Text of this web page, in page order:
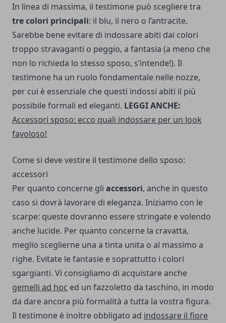
In linea di massima, il testimone può scegliere tra
tre colori principali: il blu, il nero o l’antracite.
Sarebbe bene evitare di indossare abiti dai colori
troppo stravaganti o peggio, a fantasia (a meno che
non lo richieda lo stesso sposo, s’intende!). Il
testimone ha un ruolo fondamentale nelle nozze,
per cui è essenziale che questi indossi abiti il più
possibile formali ed eleganti. LEGGI ANCHE:
Accessori sposo: ecco quali indossare per un look
favoloso!
Come si deve vestire il testimone dello sposo:
accessori
Per quanto concerne gli accessori, anche in questo
caso si dovrà lavorare di eleganza. Iniziamo con le
scarpe: queste dovranno essere stringate e volendo
anche lucide. Per quanto concerne la cravatta,
meglio sceglierne una a tinta unita o al massimo a
righe. Evitate le fantasie e soprattutto i colori
sgargianti. Vi consigliamo di acquistare anche
gemelli ad hoc ed un fazzoletto da taschino, in modo
da dare ancora più formalità a tutta la vostra figura.
Il testimone è inoltre obbligato ad indossare il fiore